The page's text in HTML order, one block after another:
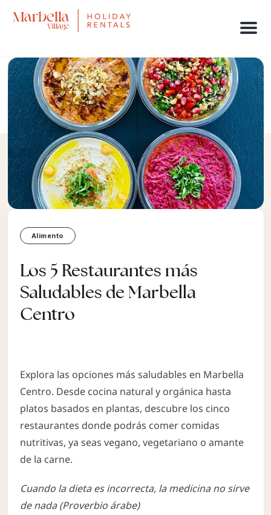
Menu
Alimento
Los 5 Restaurantes más
Saludables de Marbella
Centro
Explora las opciones más saludables en Marbella
Centro. Desde cocina natural y orgánica hasta
platos basados ​​en plantas, descubre los cinco
restaurantes donde podrás comer comidas
nutritivas, ya seas vegano, vegetariano o amante
de la carne.
Cuando la dieta es incorrecta, la medicina no sirve
de nada (Proverbio árabe)